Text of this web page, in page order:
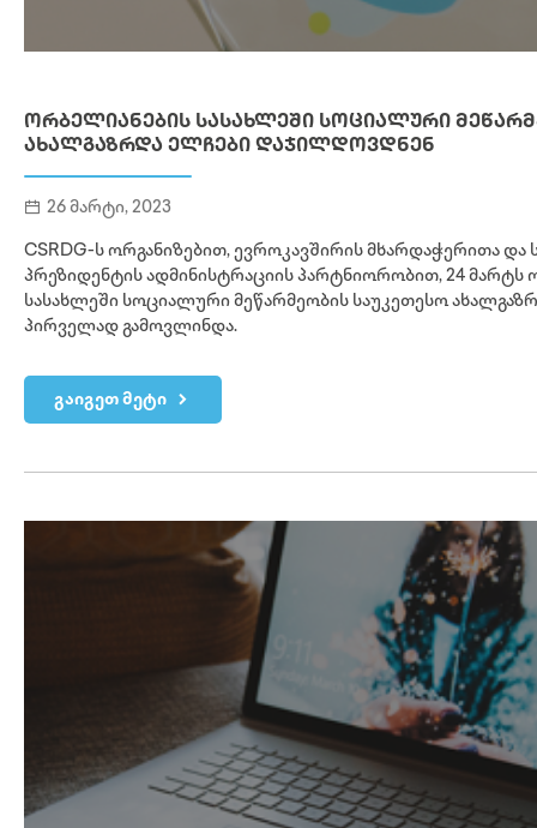
ᲝᲠᲑᲔᲚᲘᲐᲜᲔᲑᲘᲡ ᲡᲐᲡᲐᲮᲚᲔᲨᲘ ᲡᲝᲪᲘᲐᲚᲣᲠᲘ
ᲐᲮᲐᲚᲒᲐᲖᲠᲓᲐ ᲔᲚᲩᲔᲑᲘ ᲓᲐᲯᲘᲚᲓᲝᲕᲓᲜᲔᲜ
26 მარტი, 2023
CSRDG-ს ორგანიზებით, ევროკავშირის მხარდაჭერითა
პრეზიდენტის ადმინისტრაციის პარტნიორობით, 24 მარტს
სასახლეში სოციალური მეწარმეობის საუკეთესო
პირველად გამოვლინდა.
გაიგეთ მეტი